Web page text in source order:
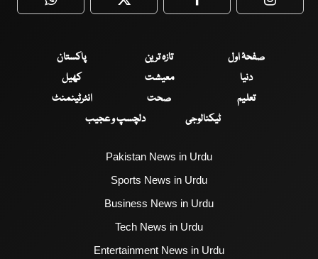
WhatsApp Twitter Facebook
صفحۂ اول تازہ ترین
پاکستان
دنیا
معیشت
کھیل
تعلیم
صحت
انٹرٹینمنٹ
ٹیکنالوجی
دلچسپ و عجیب
Pakistan News in Urdu
Sports News in Urdu
Business News in Urdu
Tech News in Urdu
Entertainment News in Urdu